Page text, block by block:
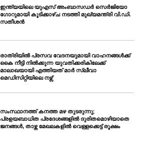
ഇന്ത്യയിലെ യുഎസ് അംബാസഡർ സെർജിയോ
ഗോറുമായി കൂടിക്കാഴ്ച നടത്തി മുഖ്യമന്ത്രി വി.ഡി.
സതീശൻ
രാത്രിയിൽ പ്രസവ വേദനയുമായി വാഹനങ്ങൾക്ക്
കൈ നീട്ടി നിൽക്കുന്ന യുവതിക്കരികിലേക്ക്
മാലാഖയായി എത്തിയത് മാർ സ്ലീവാ
മെഡിസിറ്റിയിലെ നഴ്സ്
സംസ്ഥാനത്ത് കനത്ത മഴ തുടരുന്നു;
പ്രളയബാധിത പ്രദേശങ്ങളിൽ ദുരിതമൊഴിയാതെ
ജനങ്ങൾ, താഴ്ന്ന മേഖലകളിൽ വെള്ളക്കെട്ട് രൂക്ഷം